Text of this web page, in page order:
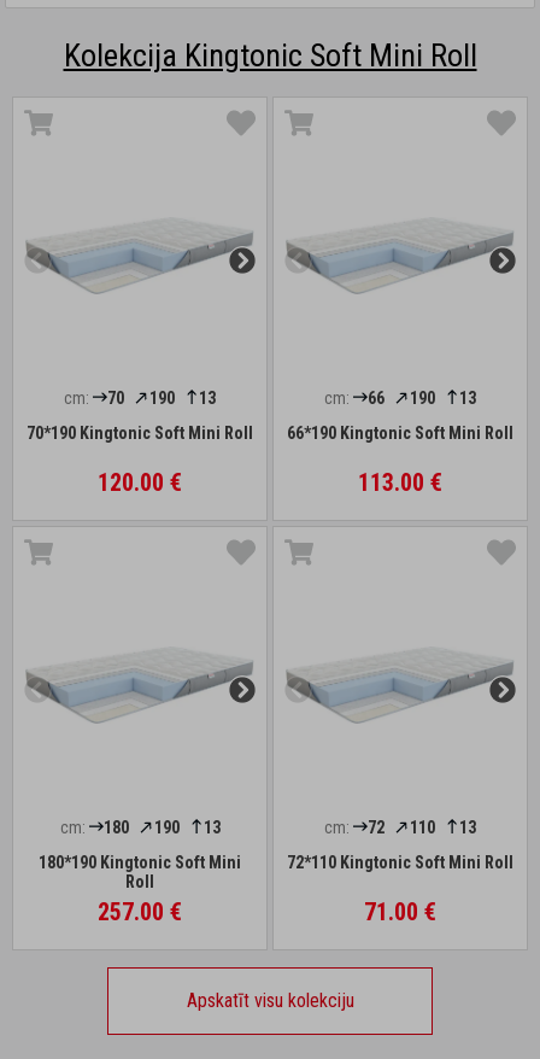
Kolekcija Kingtonic Soft Mini Roll
cm: 70 190
13
70*190 Kingtonic Soft Mini Roll
120.00 €
cm: 66 190
13
66*190 Kingtonic Soft Mini Roll
113.00 €
cm: 180 190
13
180*190 Kingtonic Soft Mini
Roll
257.00 €
cm: 72 110
13
72*110 Kingtonic Soft Mini Roll
71.00 €
Apskatīt visu kolekciju